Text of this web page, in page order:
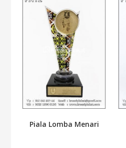
Piala Lomba Menari